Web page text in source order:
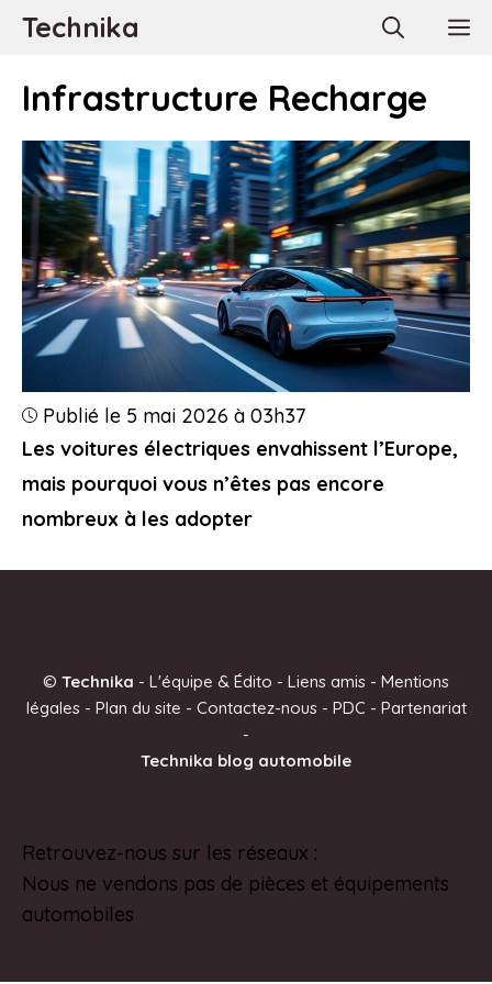
AllerTechnika
Infrastructure Recharge
Les voitures électriques envahissent l’Europe,
mais pourquoi vous n’êtes pas encore
nombreux à les adopter
Publié le 5 mai 2026 à 03h37
© Technika - L'équipe & Édito - Liens amis - Mentions
légales- Plan du site - Contactez-nous- PDC - Partenariat
-
Technika blog automobile
Retrouvez-nous sur les réseaux :
Nous ne vendons pas de pièces et équipements
automobiles